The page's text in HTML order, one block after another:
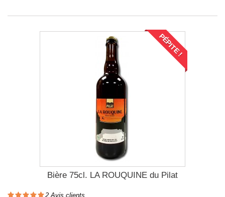
PÉPITE !
Bière 75cl. LA ROUQUINE du Pilat
2 Avis clients